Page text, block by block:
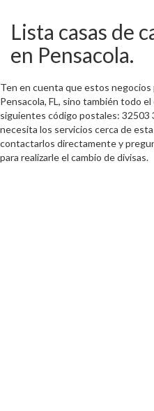
Lista casas de
en Pensacola.
Ten en cuenta que estos
Pensacola, FL, sino también todo
siguientes código postales: 32503
necesita los servicios cerca de
contactarlos directamente y
para realizarle el cambio de divisas.